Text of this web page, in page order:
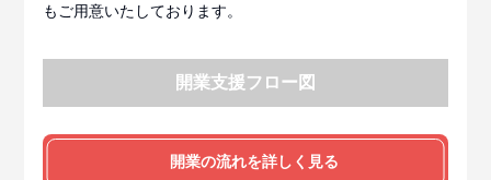
もご用意いたしております。
開業支援フロー図
開業の流れを詳しく見る